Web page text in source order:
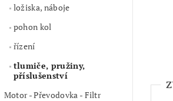
ložiska, náboje
pohon kol
řízení
tlumiče, pružiny,
příslušenství
Motor - Převodovka - Filtr